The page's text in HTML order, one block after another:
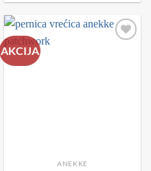
AKCIJA
ANEKKE